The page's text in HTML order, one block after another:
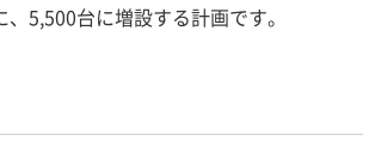
5,500台に増設する計画です。